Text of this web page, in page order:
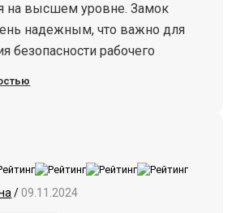
на высшем уровне. Замок
надежным, что важно для
безопасности рабочего
дверь Гранит
кто ценит качество и стиль!
/09.11.2024